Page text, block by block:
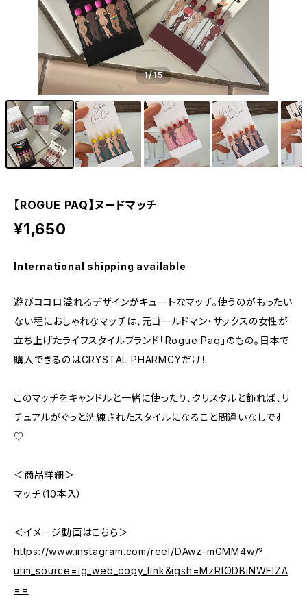
1/15
【ROGUE PAQ】ヌードマッチ
¥1,650
International shipping available
遊びココロ溢れるデザインがキュートなマッチ。使うのがもったい
ない程におしゃれなマッチは、元ゴールドマン・サックスの女性が
立ち上げたライフスタイルブランド「Rogue Paq」のもの。日本で
購入できるのはCRYSTAL PHARMCYだけ！
このマッチをキャンドルと一緒に使ったり、クリスタルと飾れば、リ
チュアルがぐっと洗練されたスタイルになること間違いなしです
♡
＜商品詳細＞
マッチ（10本入）
＜イメージ動画はこちら＞
https://www.instagram.com/reel/DAwz-mGMM4w/?
utm_source=ig_web_copy_link&igsh=MzRlODBiNWFlZA
==